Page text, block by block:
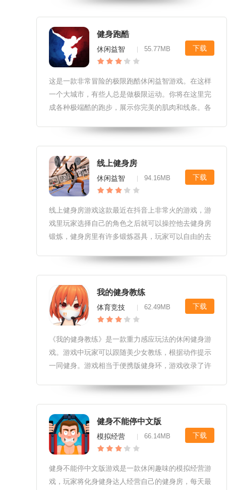
丰富的金币和奖励。用这些金币不断扩大和升级健身
房的规模，尽情享受吧。
健身跑酷
休闲益智 55.77MB 下载
这是一款非常冒险的极限跑酷休闲益智游戏。在这样
一个大城市，有些人总是做极限运动。你将在这里完
成各种极端酷的跑步，展示你完美的肌肉和线条。各
惧，这考验了玩家的反应速度。健身跑酷游戏安卓版
游戏介绍：1、你是一个玩健身跑
线上健身房
休闲益智 94.16MB 下载
线上健身房游戏这款最近在抖音上非常火的游戏，游
戏里玩家选择自己的角色之后就可以操控他去健身房
锻炼，健身房里有许多锻炼器具，玩家可以自由的去
强，感兴趣的小伙伴快来下载吧。 线上健身房游戏特
色 1、每个
我的健身教练
体育竞技 62.49MB 下载
《我的健身教练》是一款重力感应玩法的休闲健身游
戏。游戏中玩家可以跟随美少女教练，根据动作提示
一同健身。游戏相当于便携版健身环，游戏收录了许
下载拥有一个私人的健身教练吧。 我的健身教练游戏
介绍 我的健身教练是一款
健身不能停中文版
模拟经营 66.14MB 下载
健身不能停中文版游戏是一款休闲趣味的模拟经营游
戏，玩家将化身健身达人经营自己的健身房，每天最